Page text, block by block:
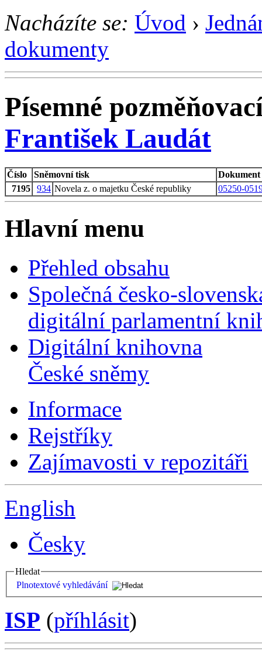
Nacházíte se: Úvod ›
dokumenty
Písemné
František Laudát
Číslo Sněmovní tisk
Dokument
7195
934 Novela z. o majetku České republiky 05250-
Hlavní menu
Přehled obsahu
Společná česko-
digitální parlamentní
Digitální knihovna
České sněmy
Informace
Rejstříky
Zajímavosti v repozitáři
English
Česky
Hledat
Plnotextové vyhledávání
ISP (příhlásit)